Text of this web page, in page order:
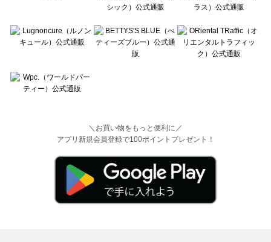
＼お買い物をもっと便利に／
アプリ新規会員登録で100ポイントプレゼント！